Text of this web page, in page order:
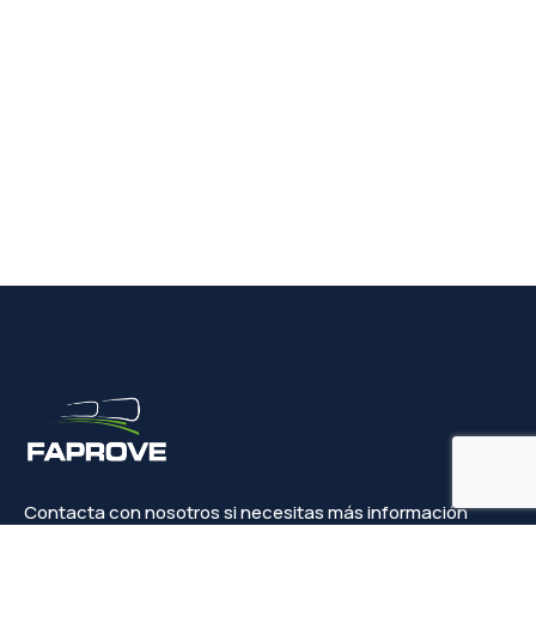
Contacta con nosotros si necesitas más información